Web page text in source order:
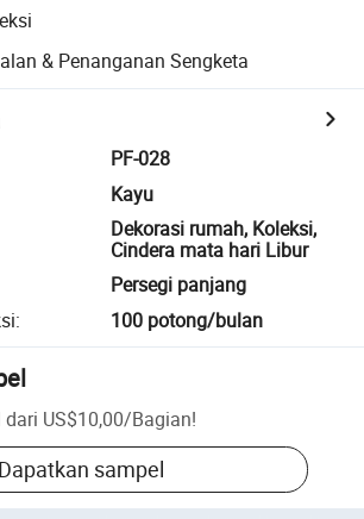
& Penanganan Sengketa
PF-028
Kayu
Dekorasi rumah, Koleksi,
Cindera mata hari Libur
Persegi panjang
: 100 potong/bulan
dari US$10,00/Bagian!
Dapatkan sampel